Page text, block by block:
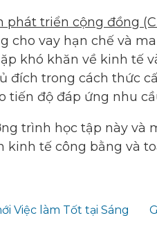
phát triển cộng đồng
cho vay hạn chế và
khó khăn về kinh tế
đích trong cách thức
tiến độ đáp ứng nhu
trình học tập này và
tế công bằng và
Việc làm Tốt tại Sáng